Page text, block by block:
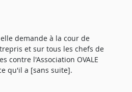
demande à la cour de
et sur tous les chefs de
contre l'Association OVALE
qu'il a [sans suite].